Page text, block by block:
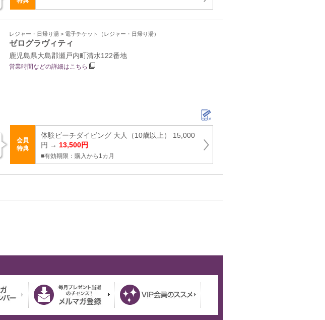
レジャー・日帰り湯 > 電子チケット（レジャー・日帰り湯）
ゼログラヴィティ
鹿児島県大島郡瀬戸内町清水122番地
営業時間などの詳細はこちら
会員
特典
体験ビーチダイビング 大人（10歳以上） 15,000
円 → 13,500円
■有効期限：購入から1カ月